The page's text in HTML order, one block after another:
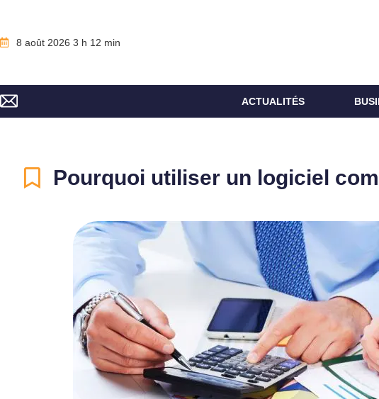
8 août 2026 3 h 12 min
ACTUALITÉS
Pourquoi utiliser un logiciel